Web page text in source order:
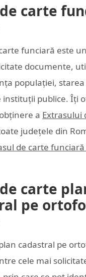
carte
funciară este
documente,
populației,
instituții publice. Îți
a Extrasului
județele din
de carte
carte
pe
cadastral pe
cele mai